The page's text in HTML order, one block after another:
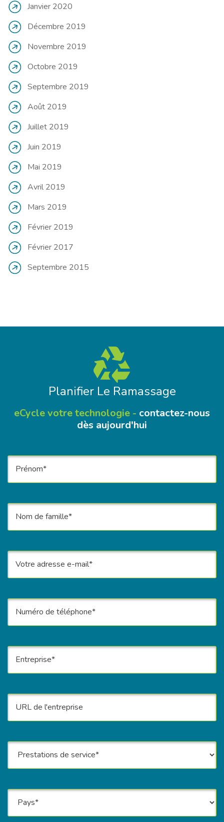
Janvier 2020
Décembre 2019
Novembre 2019
Octobre 2019
Septembre 2019
Août 2019
Juillet 2019
Juin 2019
Mai 2019
Avril 2019
Mars 2019
Février 2019
Février 2017
Septembre 2015
Planifier Le Ramassage
eCycle votre technologie - contactez-nous
dès aujourd'hui